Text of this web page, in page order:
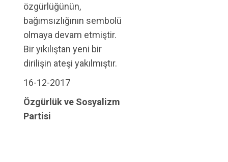
özgürlüğünün,
bağımsızlığının sembolü
olmaya devam etmiştir.
Bir yıkılıştan yeni bir
dirilişin ateşi yakılmıştır.
16-12-2017
Özgürlük ve Sosyalizm
Partisi